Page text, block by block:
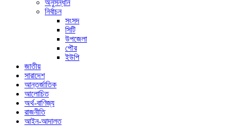
অনুসন্ধান
নির্বাচন
সংসদ
সিটি
উপজেলা
পৌর
ইউপি
জাতীয়
সারাদেশ
আন্তর্জাতিক
আলোচিত
অর্থ-বাণিজ্য
রাজনীতি
আইন-আদালত